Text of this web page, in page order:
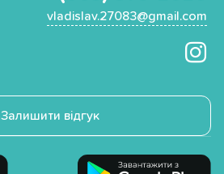
vladislav.27083@gmail.com
Залишити відгук